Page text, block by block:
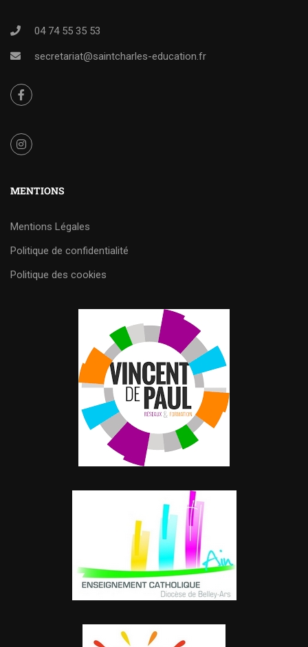
04 74 55 35 53
secretariat@saintcharles-education.fr
MENTIONS
Mentions Légales
Politique de confidentialité
Politique des cookies